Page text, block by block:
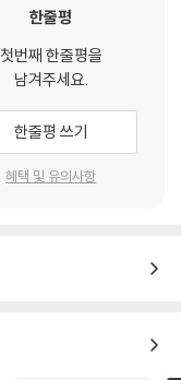
한줄평
첫번째 한줄평을
남겨주세요.
한줄평 쓰기
혜택 및 유의사항